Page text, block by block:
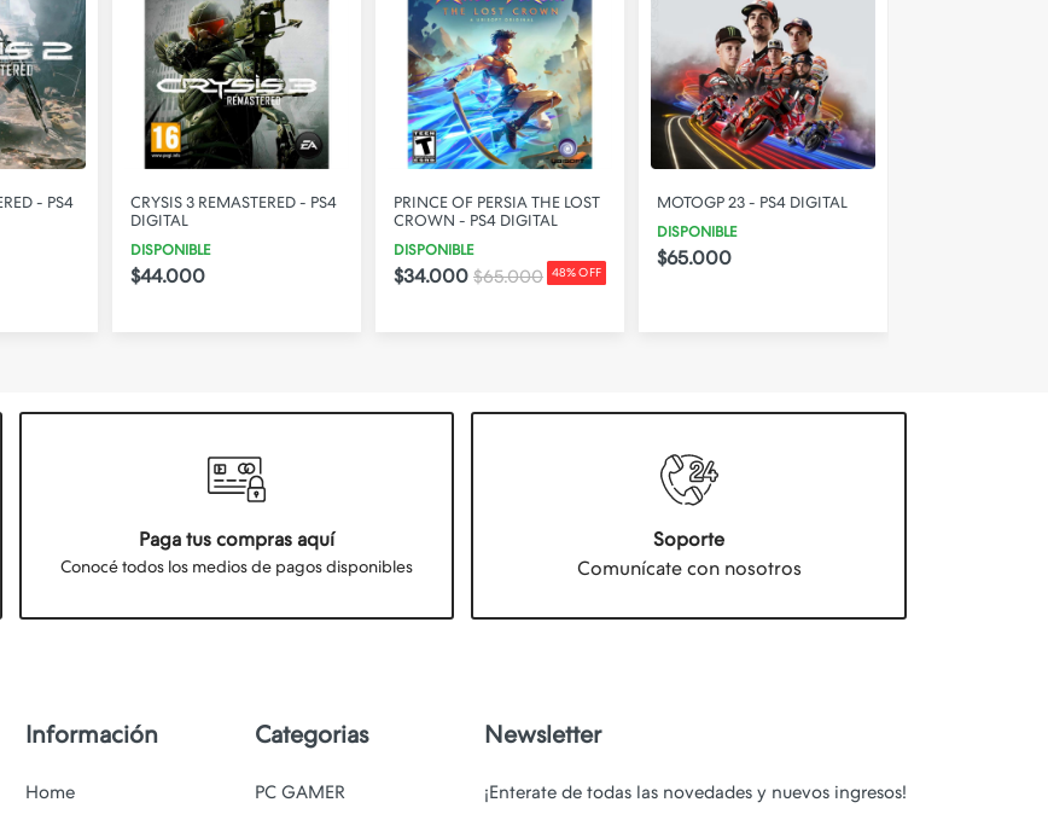
- PS4
CRYSIS 3 REMASTERED - PS4
DIGITAL
DISPONIBLE
$44.000
PRINCE OF PERSIA THE LOST
CROWN - PS4 DIGITAL
DISPONIBLE
48% OFF
$34.000 $65.000
MOTOGP 23 - PS4 DIGITAL
DISPONIBLE
$65.000
Paga tus compras aquí
Conocé todos los medios de pagos disponibles
Soporte
Comunícate con nosotros
Información
Home
Categorias
PC GAMER
Newsletter
¡Enterate de todas las novedades y nuevos ingresos!